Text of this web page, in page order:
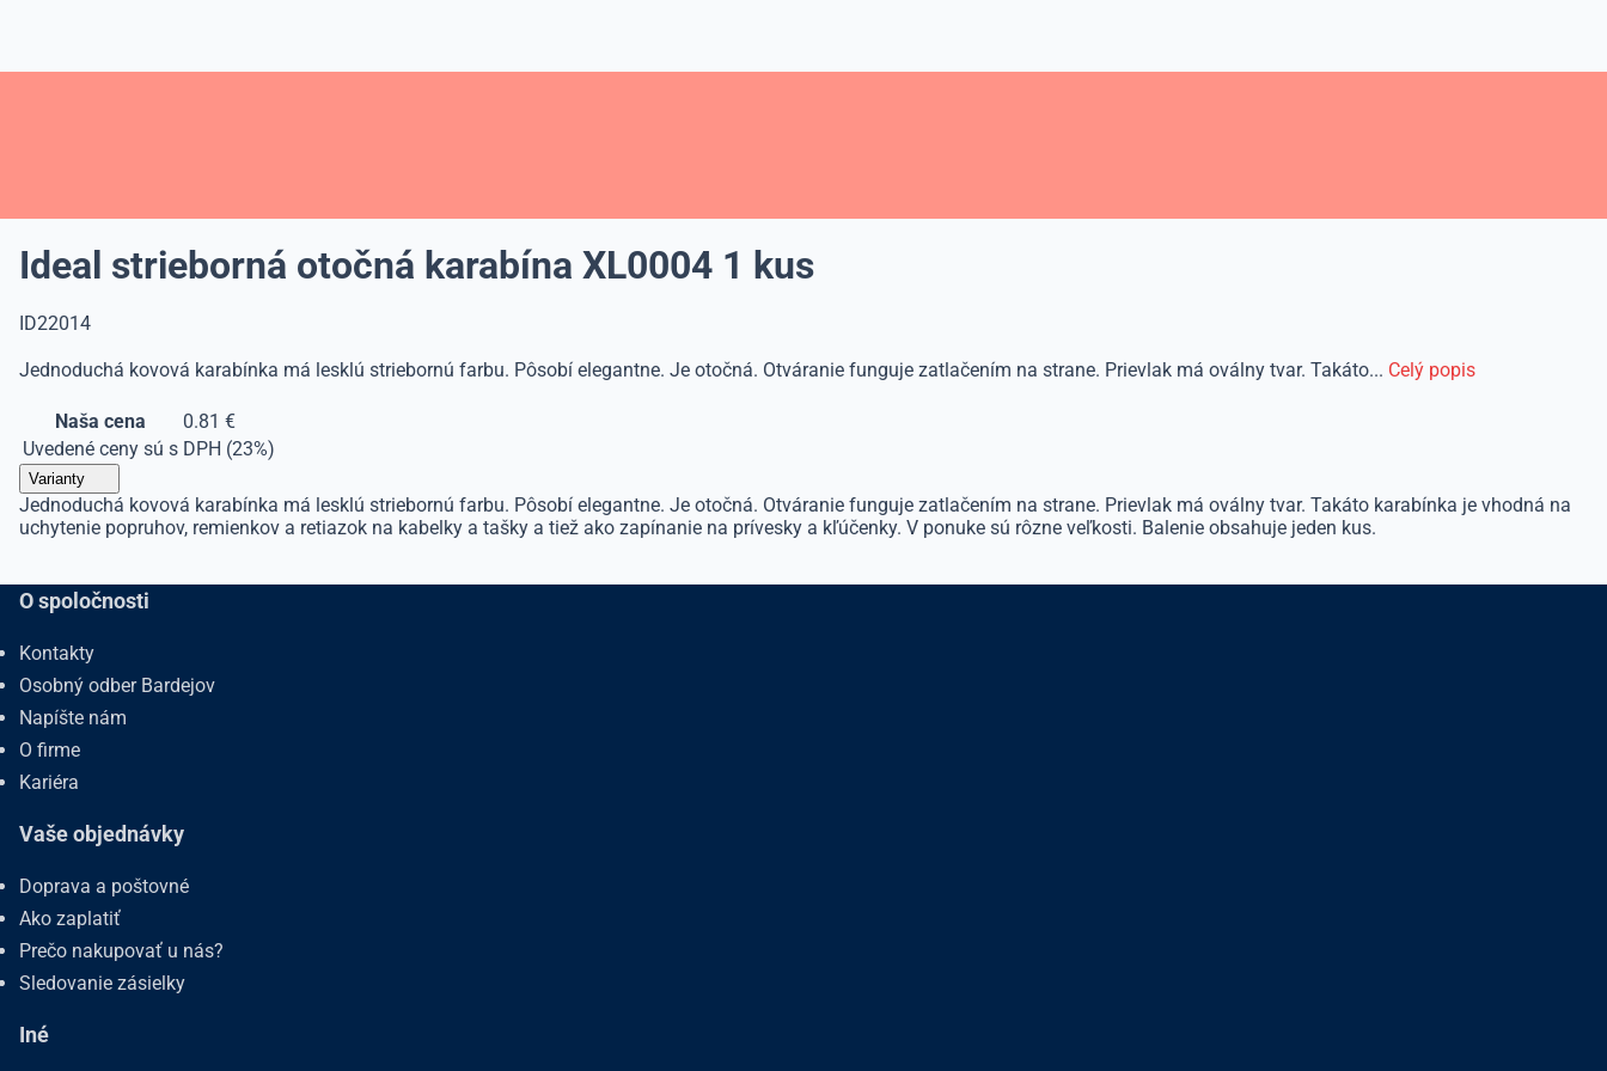
Ideal strieborná otočná karabína XL0004 1 kus
ID22014
Jednoduchá kovová karabínka má lesklú striebornú farbu. Pôsobí elegantne. Je otočná. Otváranie funguje zatlačením na strane. Prievlak má oválny tvar. Takáto... Celý popis
Naša cena
0.81 €
Uvedené ceny sú s DPH (23%)
Varianty
Jednoduchá kovová karabínka má lesklú striebornú farbu. Pôsobí elegantne. Je otočná. Otváranie funguje zatlačením na strane. Prievlak má oválny tvar. Takáto karabínka je vhodná na
uchytenie popruhov, remienkov a retiazok na kabelky a tašky a tiež ako zapínanie na prívesky a kľúčenky. V ponuke sú rôzne veľkosti. Balenie obsahuje jeden kus.
O spoločnosti
Kontakty
Osobný odber Bardejov
Napíšte nám
O firme
Kariéra
Vaše objednávky
Doprava a poštovné
Ako zaplatiť
Prečo nakupovať u nás?
Sledovanie zásielky
Iné